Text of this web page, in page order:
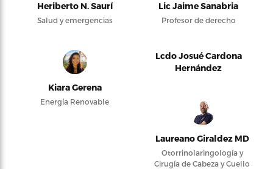
Heriberto N. Saurí
Salud y emergencias
Lic Jaime Sanabria
Profesor de derecho
Kiara Gerena
Energía Renovable
Lcdo Josué Cardona
Hernández
Laureano Giraldez MD
Otorrinolaringología y
Cirugía de Cabeza y Cuello